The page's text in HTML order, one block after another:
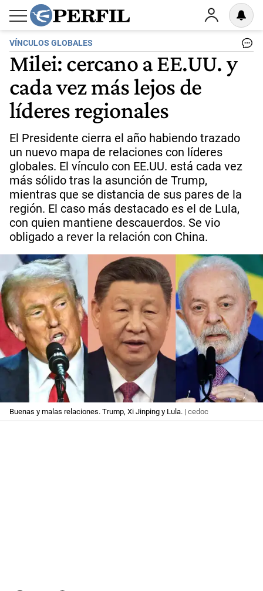
VÍNCULOS GLOBALES
Milei: cercano a EE.UU. y
cada vez más lejos de
líderes regionales
El Presidente cierra el año habiendo trazado
un nuevo mapa de relaciones con líderes
globales. El vínculo con EE.UU. está cada vez
más sólido tras la asunción de Trump,
mientras que se distancia de sus pares de la
región. El caso más destacado es el de Lula,
con quien mantiene descauerdos. Se vio
obligado a rever la relación con China.
Buenas y malas relaciones. Trump, Xi Jinping y Lula. | cedoc